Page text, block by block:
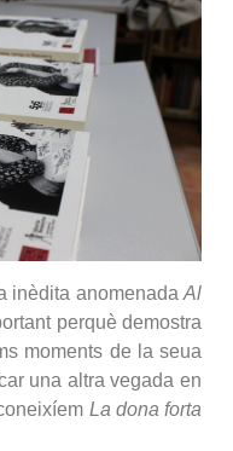
inèdita anomenada Al
perquè demostra
moments de la seua
una altra vegada en
La dona forta